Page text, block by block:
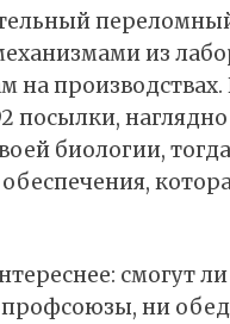
из
на
посылки,
биологии,
смогут
ни